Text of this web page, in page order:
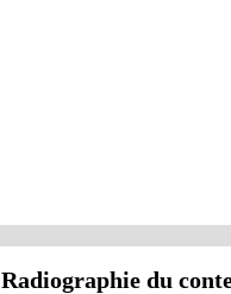
Radiographie du